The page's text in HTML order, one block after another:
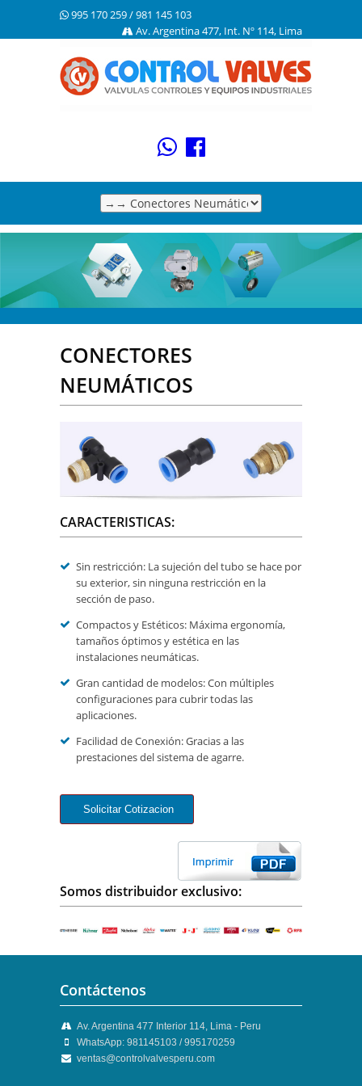
995 170 259 / 981 145 103
Av. Argentina 477, Int. Nº 114, Lima
CONECTORES
NEUMÁTICOS
CARACTERISTICAS:
Sin restricción: La sujeción del tubo se hace por
su exterior, sin ninguna restricción en la
sección de paso.
Compactos y Estéticos: Máxima ergonomía,
tamaños óptimos y estética en las
instalaciones neumáticas.
Gran cantidad de modelos: Con múltiples
configuraciones para cubrir todas las
aplicaciones.
Facilidad de Conexión: Gracias a las
prestaciones del sistema de agarre.
Somos distribuidor exclusivo:
Contáctenos
Av. Argentina 477 Interior 114, Lima - Peru
WhatsApp: 981145103 / 995170259
ventas@controlvalvesperu.com